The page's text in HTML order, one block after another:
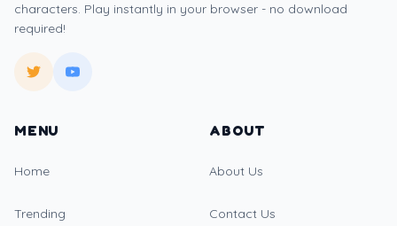
characters. Play instantly in your browser - no download
required!
MENU
Home
Trending
ABOUT
About Us
Contact Us